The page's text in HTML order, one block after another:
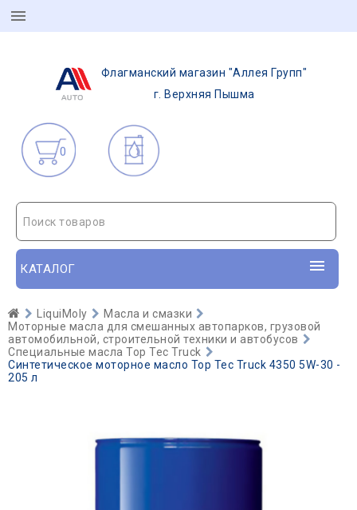
Флагманский магазин "Аллея Групп"
г. Верхняя Пышма
0
Поиск товаров
КАТАЛОГ
LiquiMoly
Масла и смазки
Моторные масла для смешанных автопарков, грузовой
автомобильной, строительной техники и автобусов
Специальные масла Top Tec Truck
Синтетическое моторное масло Top Tec Truck 4350 5W-30 -
205 л